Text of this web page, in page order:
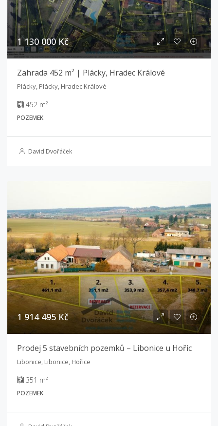
1 130 000 Kč
Zahrada 452 m² | Plácky, Hradec Králové
Plácky, Plácky, Hradec Králové
452 m²
POZEMEK
David Dvořáček
1 914 495 Kč
Prodej 5 stavebních pozemků – Libonice u Hořic
Libonice, Libonice, Hořice
351 m²
POZEMEK